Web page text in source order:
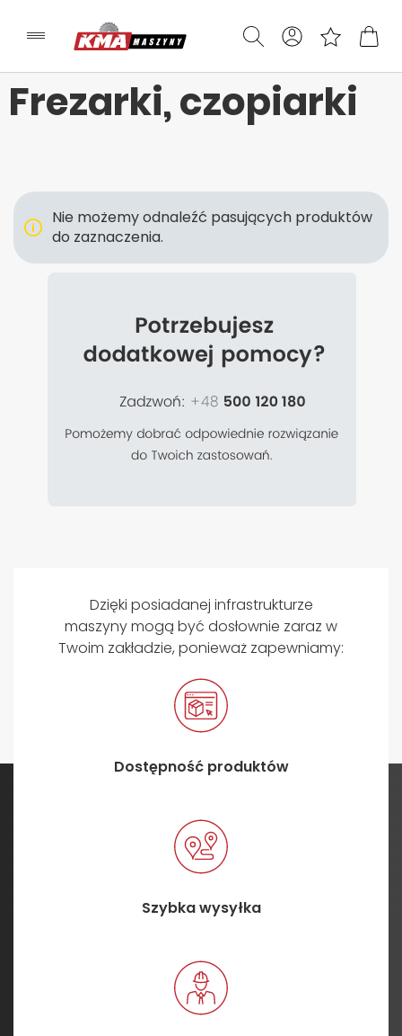
Frezarki, czopiarki
Nie możemy odnaleźć pasujących produktów
do zaznaczenia.
Dzięki posiadanej infrastrukturze
maszyny mogą być dosłownie zaraz w
Twoim zakładzie, ponieważ zapewniamy:
Dostępność produktów
Szybka wysyłka